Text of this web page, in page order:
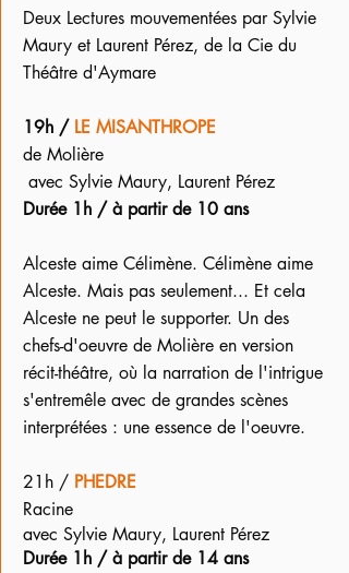
Deux Lectures mouvementées par Sylvie
Maury et Laurent Pérez, de la Cie du
Théâtre d'Aymare
19h / LE MISANTHROPE
de Molière
avec Sylvie Maury, Laurent Pérez
Durée 1h / à partir de 10 ans
Alceste aime Célimène. Célimène aime
Alceste. Mais pas seulement... Et cela
Alceste ne peut le supporter. Un des
chefs-d'oeuvre de Molière en version
récit-théâtre, où la narration de l'intrigue
s'entremêle avec de grandes scènes
interprétées : une essence de l'oeuvre.
21h / PHEDRE
Racine
avec Sylvie Maury, Laurent Pérez
Durée 1h / à partir de 14 ans